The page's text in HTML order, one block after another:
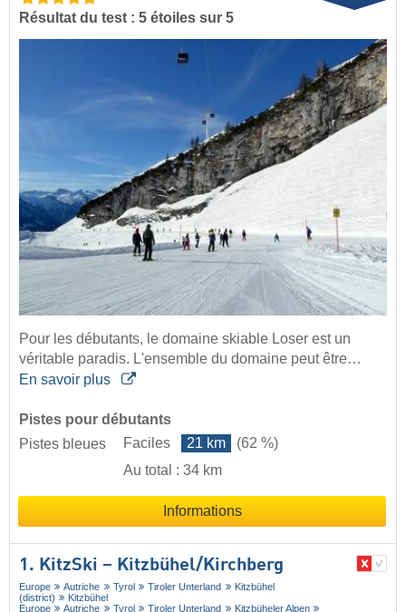
Résultat du test : 5 étoiles sur 5
Pour les débutants, le domaine skiable Loser est un
véritable paradis. L'ensemble du domaine peut être…
En savoir plus
Pistes pour débutants
Pistes bleues
Faciles 21 km
(62 %)
Au total : 34 km
Informations
1. KitzSki – Kitzbühel/​Kirchberg
Europe Autriche Tyrol Tiroler Unterland
Kitzbühel
(district)
Kitzbühel
Europe
Autriche Tyrol Tiroler Unterland Kitzbüheler Alpen